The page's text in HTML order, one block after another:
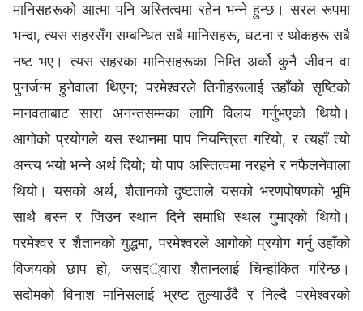
मानिसहरूको आत्मा पनि अस्तित्वमा रहेन भन्‍ने हुन्छ। सरल रूपमा
भन्दा, त्यस सहरसँग सम्‍बन्धित सबै मानिसहरू, घटना र थोकहरू सबै
नष्ट भए। त्यस सहरका मानिसहरूका निम्ति अर्को कुनै जीवन वा
पुनर्जन्‍म हुनेवाला थिएन; परमेश्‍वरले तिनीहरूलाई उहाँको सृष्टिको
मानवताबाट सारा अनन्तसम्‍मका लागि विलय गर्नुभएको थियो।
आगोको प्रयोगले यस स्थानमा पाप नियन्त्रित गरियो, र त्यहाँ त्यो
अन्त्य भयो भन्‍ने अर्थ दियो; यो पाप अस्तित्वमा नरहने र नफैलनेवाला
थियो। यसको अर्थ, शैतानको दुष्टताले यसको भरणपोषणको भूमि
साथै बस्‍न र जिउन स्थान दिने समाधि स्थल गुमाएको थियो।
परमेश्‍वर र शैतानको युद्धमा, परमेश्‍वरले आगोको प्रयोग गर्नु उहाँको
विजयको छाप हो, जसद्वारा शैतानलाई चिन्हांकित गरिन्छ।
सदोमको विनाश मानिसलाई भ्रष्ट तुल्याउँदै र निल्दै परमेश्‍वरको